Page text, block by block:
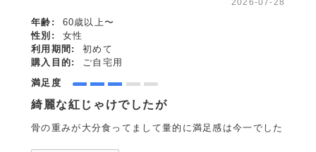
2026-07-28
年齢:
60歳以上〜
性別:
女性
利用期間:
初めて
購入目的:
ご自宅用
満足度
綺麗な紅じゃけでしたが
骨の重みが大分食ってまして量的に満足感は今一でした